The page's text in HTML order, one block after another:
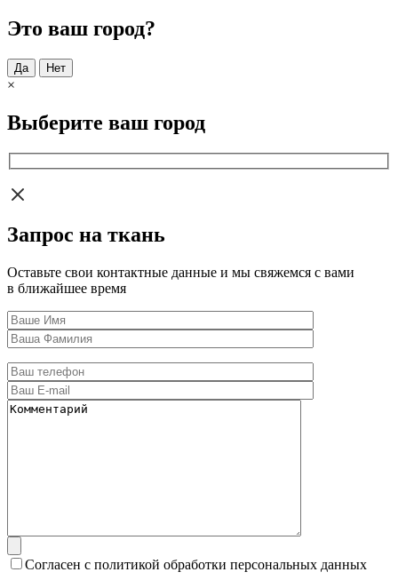
Это ваш город?
Да Нет
×
Выберите ваш город
Запрос на ткань
Оставьте свои контактные данные и мы свяжемся с вами
в ближайшее время
Согласен с политикой обработки персональных данных